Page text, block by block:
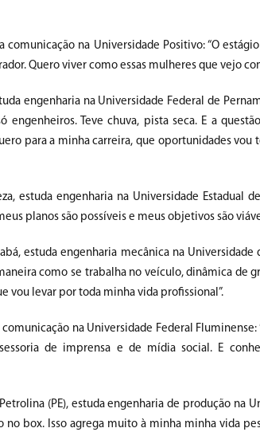
comunicação na Universidade Positivo: “O
Quero viver como essas mulheres que vejo
engenharia na Universidade Federal de
engenheiros. Teve chuva, pista seca. E a
para a minha carreira, que oportunidades
estuda engenharia na Universidade Estadual
planos são possíveis e meus objetivos são
estuda engenharia mecânica na Universidade
como se trabalha no veículo, dinâmica de
vou levar por toda minha vida profissional”.
comunicação na Universidade Federal
de imprensa e de mídia social. E
(PE), estuda engenharia de produção na
box. Isso agrega muito à minha minha vida